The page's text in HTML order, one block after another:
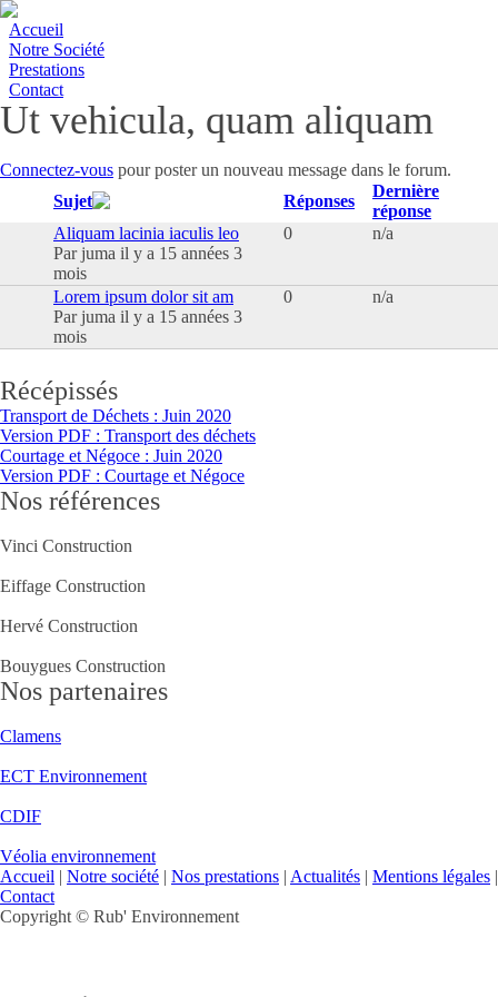
Accueil
Notre Société
Prestations
Contact
Ut vehicula, quam aliquam
Connectez-vous pour poster un nouveau message dans le forum.
Sujet
Réponses
Dernière
réponse
Sujet normal
Aliquam lacinia iaculis leo
Parjuma il y a 15 années 3
mois
0 n/a
Sujet normal
Lorem ipsum dolor sit am
Parjuma il y a 15 années 3
mois
0 n/a
Récépissés
Transport de Déchets : Juin 2020
Version PDF : Transport des déchets
Courtage et Négoce : Juin 2020
Version PDF : Courtage et Négoce
Nos références
Vinci Construction
Eiffage Construction
Hervé Construction
Bouygues Construction
Nos partenaires
Clamens
ECT Environnement
CDIF
Véolia environnement
Accueil | Notre société | Nos prestations | Actualités | Mentions légales |
Contact
Copyright © Rub' Environnement